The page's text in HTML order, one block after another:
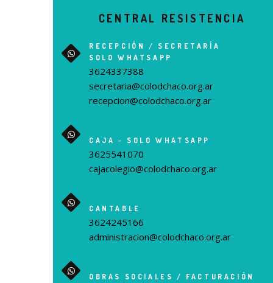
CENTRAL RESISTENCIA
RECEPCIÓN / SECRETARÍA
SOLO WHATSAPP
3624337388
secretaria@colodchaco.org.ar
recepcion@colodchaco.org.ar
CAJA - SOLO WHATSAPP
3625541070
cajacolegio@colodchaco.org.ar
CANTABLE
3624245166
administracion@colodchaco.org.ar
OBRAS SOCIALES / FACTURACIÓN